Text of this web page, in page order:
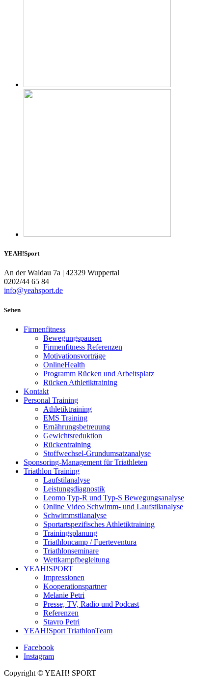
YEAH!Sport
An der Waldau 7a | 42329 Wuppertal
0202/44 65 84
info@yeahsport.de
Seiten
Firmenfitness
Bewegungspausen
Firmenfitness Referenzen
Motivationsvorträge
OnlineHealth
Programm Rücken und Arbeitsplatz
Rücken Athletiktraining
Kontakt
Personal Training
Athletiktraining
EMS Training
Ernährungsbetreuung
Gewichtsreduktion
Rückentraining
Stoffwechsel-Grundumsatzanalyse
Sponsoring-Management für Triathleten
Triathlon Training
Laufstilanalyse
Leistungsdiagnostik
Leomo Typ-R und Typ-S Bewegungsanalyse
Online Video Schwimm- und Laufstilanalyse
Schwimmstilanalyse
Sportartspezifisches Athletiktraining
Trainingsplanung
Triathloncamp / Fuerteventura
Triathlonseminare
Wettkampfbegleitung
YEAH!SPORT
Impressionen
Kooperationspartner
Melanie Petri
Presse, TV, Radio und Podcast
Referenzen
Stavro Petri
YEAH!Sport TriathlonTeam
Facebook
Instagram
Copyright © YEAH! SPORT